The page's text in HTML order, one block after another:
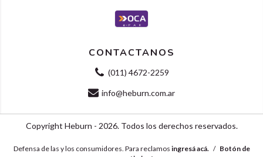
CONTACTANOS
(011) 4672-2259
info@heburn.com.ar
Copyright Heburn - 2026. Todos los derechos reservados.
Defensa de las y los consumidores. Para reclamos ingresá acá. / Botón de